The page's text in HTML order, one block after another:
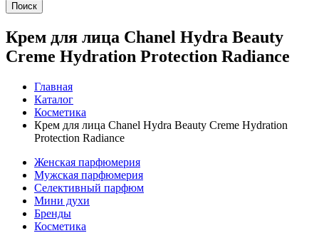
Поиск
Крем для лица Chanel Hydra Beauty
Creme Hydration Protection Radiance
Главная
Каталог
Косметика
Крем для лица Chanel Hydra Beauty Creme Hydration
Protection Radiance
Женская парфюмерия
Мужская парфюмерия
Селективный парфюм
Мини духи
Бренды
Косметика